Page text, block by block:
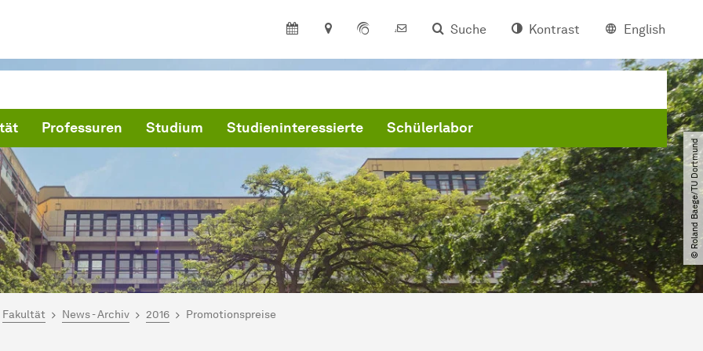
Suche Kontrast English
Professuren Studium Studieninteressierte Schülerlabor
© Roland Baege​/​TU Dortmund
hier:
Fakultät News - Archiv 2016 Promotionspreise